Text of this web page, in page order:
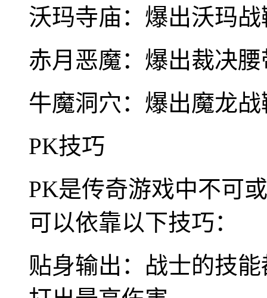
沃玛寺庙：爆出沃玛
赤月恶魔：爆出裁决
牛魔洞穴：爆出魔龙
PK技巧
PK是传奇游戏中不可
可以依靠以下技巧：
贴身输出：战士的技